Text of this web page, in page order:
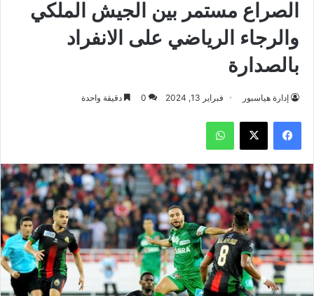
الصراع مستمر بين الجيش الملكي
والرجاء الرياضي على الانفراد
بالصدارة
إدارة هياسبور فبراير 13, 2024 0 دقيقة واحدة
فيسبوك ‫X واتساب